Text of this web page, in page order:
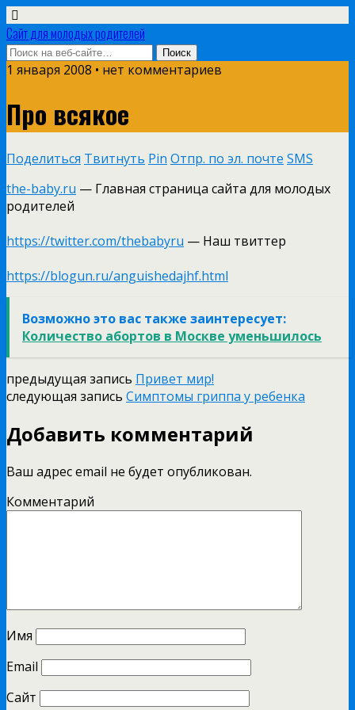
Сайт для молодых родителей
1 января 2008 • нет комментариев
Про всякое
Поделиться Твитнуть Pin Отпр. по эл. почте SMS
the-baby.ru — Главная страница сайта для молодых
родителей
https://twitter.com/thebabyru — Наш твиттер
https://blogun.ru/anguishedajhf.html
Возможно это вас также заинтересует:
Количество абортов в Москве уменьшилось
предыдущая запись Привет мир!
следующая запись Симптомы гриппа у ребенка
Добавить комментарий
Ваш адрес email не будет опубликован.
Комментарий
Имя
Email
Сайт